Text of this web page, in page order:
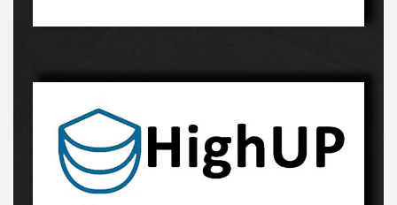
Innowacyjny proces-kliknij, a dowiesz sie więcej